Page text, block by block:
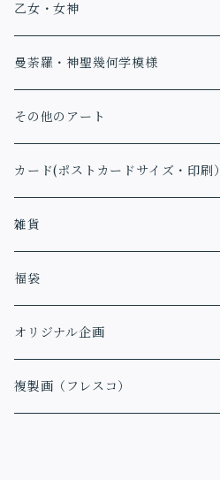
乙女・女神
曼荼羅・神聖幾何学模様
その他のアート
カード(ポストカードサイズ・印刷）
アファメーションカード
雑貨
福袋
オリジナル企画
複製画（フレスコ）